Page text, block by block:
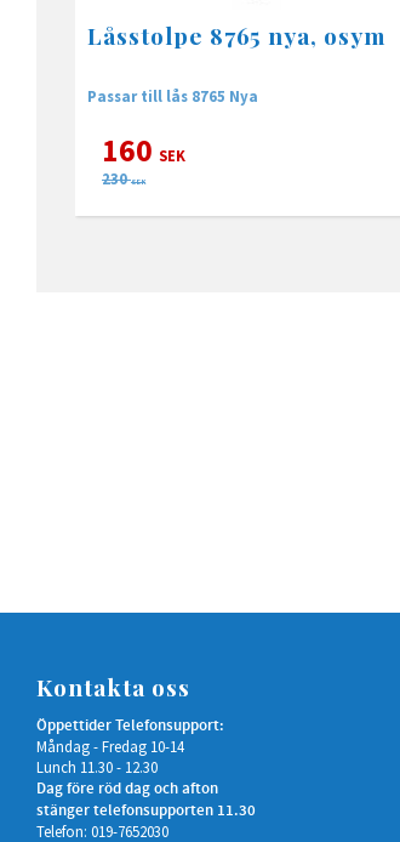
Låsstolpe 8765 nya, osym
Passar till lås 8765 Nya
160 SEK
230 SEK
Kontakta oss
Öppettider Telefonsupport:
Måndag - Fredag 10-14
Lunch 11.30 - 12.30
Dag före röd dag och afton
stänger telefonsupporten 11.30
Telefon: 019-7652030